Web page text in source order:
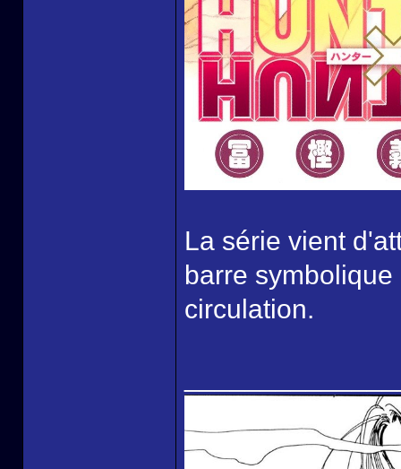
La série vient
barre
circulation.